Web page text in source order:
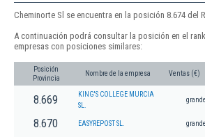
Cheminorte Sl se encuentra en la posición 8.674 del
A continuación podrá consultar la posición en el
empresas con posiciones similares:
Posición
Provincia
Nombre de la empresa Ventas (€)
8.669
KING'S COLLEGE MURCIA
SL.
grande
8.670 EASYREPOST SL. grande